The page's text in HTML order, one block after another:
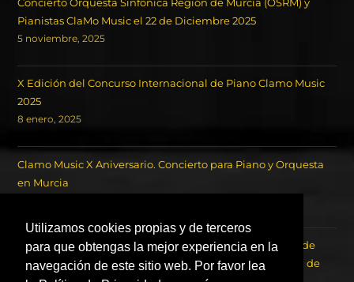
Utilizamos cookies propias y de terceros
para que obtengas la mejor experiencia en la
navegación de este sitio web. Por favor lea
Pianistas ClaMo Music el 22 de Diciembre 2025
5 noviembre, 2025
X Edición del Concurso Internacional de Piano Clamo Music
2025
8 enero, 2025
Clamo Music X Aniversario. Concierto para Piano y Orquesta
en Murcia
Concierto de los Ganadores del Concurso Internacional de
Piano Clamo Music y la Orquesta Sinfónica de la Región de